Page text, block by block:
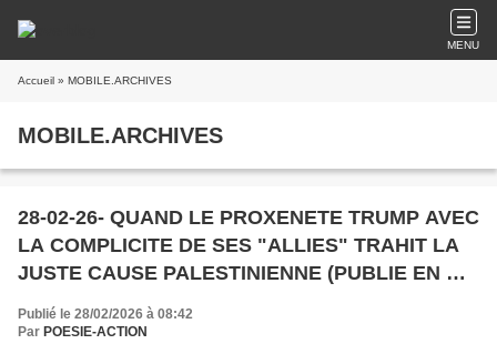
MENU
Accueil » MOBILE.ARCHIVES
MOBILE.ARCHIVES
28-02-26- QUAND LE PROXENETE TRUMP AVEC
LA COMPLICITE DE SES "ALLIES" TRAHIT LA
JUSTE CAUSE PALESTINIENNE (PUBLIE EN CE
BLOG LE 16/12/25)
Publié le 28/02/2026 à 08:42
Par POESIE-ACTION